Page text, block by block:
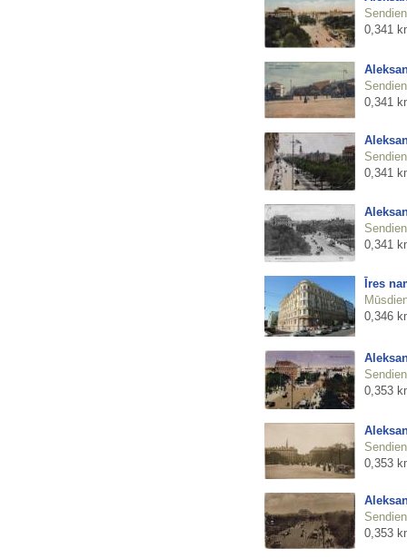
0,341
0,341
0,341
0,341
Īres
0,346
0,353
0,353
0,353